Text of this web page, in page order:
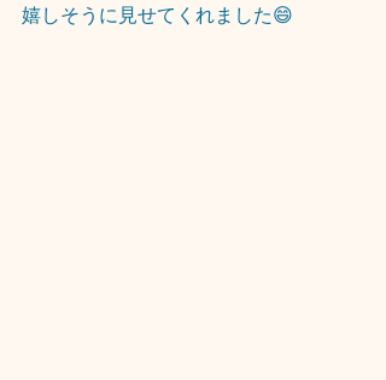
嬉しそうに見せてくれました😄